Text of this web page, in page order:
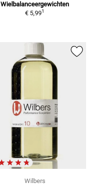
Wielbalanceergewichten
€ 5,991
Wilbers